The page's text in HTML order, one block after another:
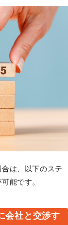
は、以下のステ
能です。
会社と交渉す